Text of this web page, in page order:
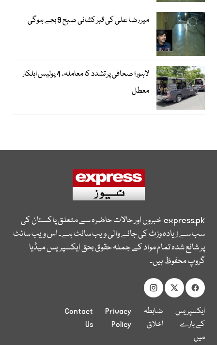
میر رضا علی کی قبر کشائی صبح 9 بجے ہوگی
لاہور؛ صحافی پر تشدد کا معاملہ، 4 پولیس اہلکار
معطل
express.pkخبروں اور حالات حاضرہ سے متعلق پاکستان کی
سب سے زیادہ وزٹ کی جانے والی ویب سائٹ ہے۔ اس ویب سائٹ
پر شائع شدہ تمام مواد کے جملہ حقوق بحق ایکسپریس میڈیا
گروپ محفوظ ہیں۔
ایکسپریس
کے بارے
میں
ضابطہ
اخلاق
Privacy
Policy
Contact
Us